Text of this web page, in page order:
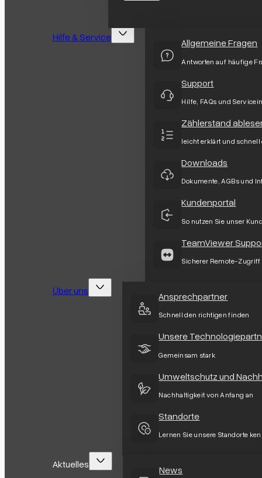
Hilfe & Service Allgemeine Fragen
Antworten auf häufige
Support
Hilfe, FAQs und
Zählerstand
leicht erklärt und schnell
Downloads
Dokumente, AGBs und
Kundenportal
So nutzen Sie unser
TeamViewer
Sicherer Remote-Zugriff
Über uns Ansprechpartner
Schnell den richtigen finden
Unsere
Gemeinsam stark
Umweltschutz und
Nachhaltigkeit von Anfang an
Standorte
Lernen Sie unsere Standorte
Aktuelles News